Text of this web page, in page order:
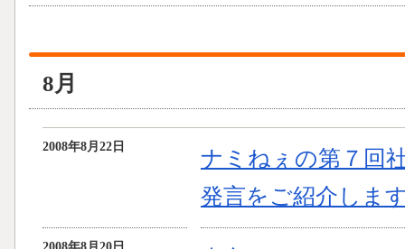
8月
2008年8月22日
ナミねぇの第７回
発言をご紹介しま